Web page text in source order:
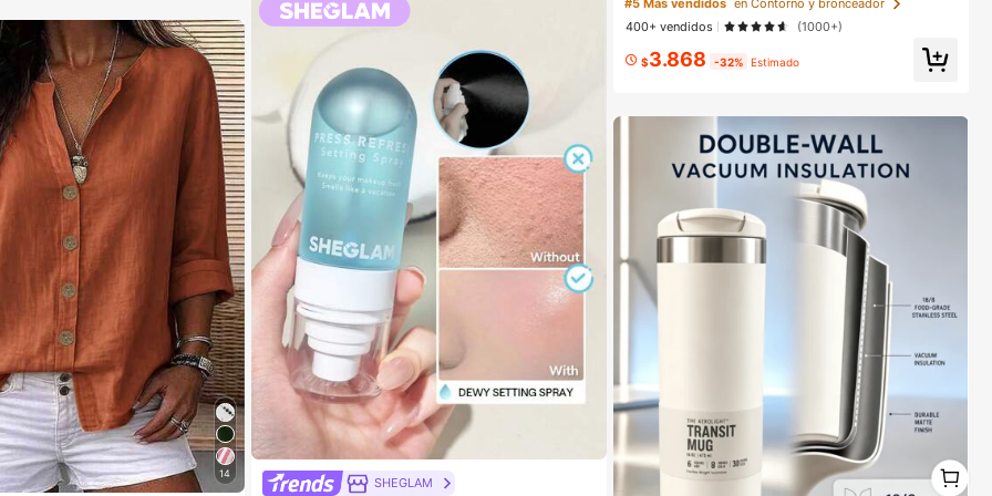
14
regalo para mujeres, regalo para hombres
SHEGLAM
Mujeres Y NiñAs
#5 Más vendidos en Contorno y bronceador
400+ vendidos
(1000+)
$3.868 -32% Estimado
1
1